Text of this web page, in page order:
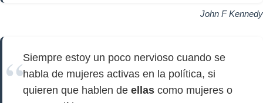
John F Kennedy
Siempre estoy un poco nervioso cuando se
habla de mujeres activas en la política, si
quieren que hablen de ellas como mujeres o